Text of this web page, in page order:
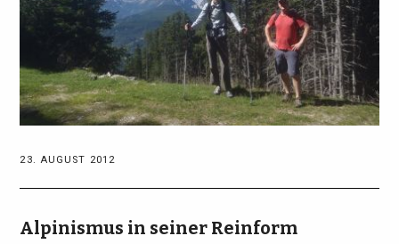
23. AUGUST 2012
Alpinismus in seiner Reinform